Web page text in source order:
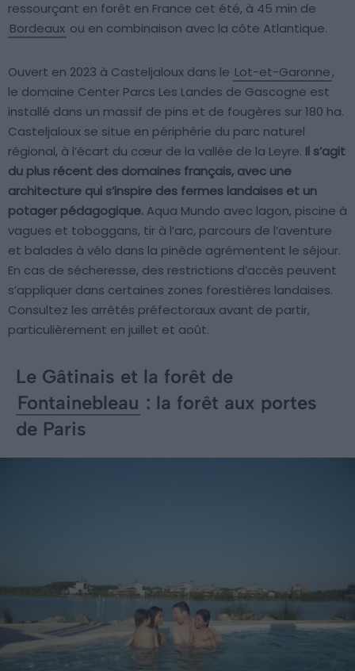
ressourçant en forêt en France cet été, à 45 min de
Bordeaux ou en combinaison avec la côte Atlantique.
Ouvert en 2023 à Casteljaloux dans le Lot-et-Garonne,
le domaine Center Parcs Les Landes de Gascogne est
installé dans un massif de pins et de fougères sur 180 ha.
Casteljaloux se situe en périphérie du parc naturel
régional, à l’écart du cœur de la vallée de la Leyre. Il s’agit
du plus récent des domaines français, avec une
architecture qui s’inspire des fermes landaises et un
potager pédagogique. Aqua Mundo avec lagon, piscine à
vagues et toboggans, tir à l’arc, parcours de l’aventure
et balades à vélo dans la pinède agrémentent le séjour.
En cas de sécheresse, des restrictions d’accès peuvent
s’appliquer dans certaines zones forestières landaises.
Consultez les arrêtés préfectoraux avant de partir,
particulièrement en juillet et août.
Le Gâtinais et la forêt de
Fontainebleau : la forêt aux portes
de Paris